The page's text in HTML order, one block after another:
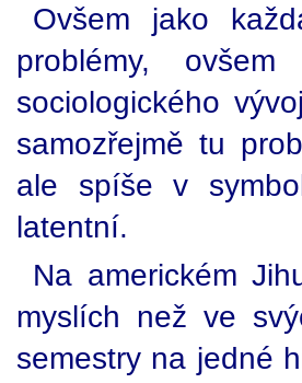
Ovšem jako
problémy,
sociologického
samozřejmě tu
ale spíše v
latentní.
Na americkém
myslích než ve
semestry na jedné